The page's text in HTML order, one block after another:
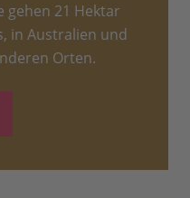
gehen 21 Hektar
in Australien und
Orten.